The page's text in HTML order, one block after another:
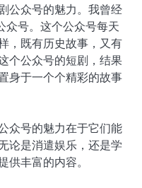
公众号的魅力。我曾经
众号。这个公众号每天
，既有历史故事，又有
个公众号的短剧，结果
身于一个个精彩的故事
众号的魅力在于它们能
论是消遣娱乐，还是学
丰富的内容。